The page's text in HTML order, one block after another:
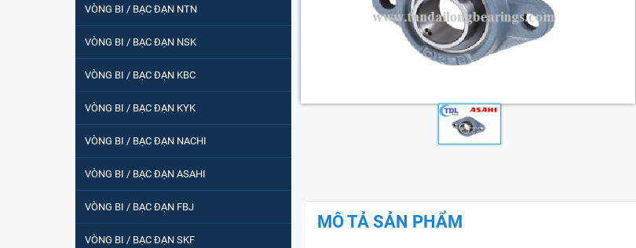
MÔ TẢ SẢN PHẨM
VÒNG BI / BẠC ĐẠN NTN
VÒNG BI / BẠC ĐẠN NSK
VÒNG BI / BẠC ĐẠN KBC
VÒNG BI / BẠC ĐẠN KYK
VÒNG BI / BẠC ĐẠN NACHI
VÒNG BI / BẠC ĐẠN ASAHI
VÒNG BI / BẠC ĐẠN FBJ
VÒNG BI / BẠC ĐẠN SKF
NHÀO CÀ NA 24134
Vòng bi / Bạc đạn
tròn : 698
VÒNG BI PHS20
5200